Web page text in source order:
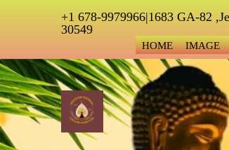
+1 678-9979966|1683 GA-82
30549
HOME IMAGE